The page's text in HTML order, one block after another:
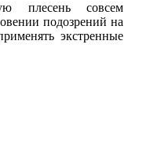
плесень совсем
подозрений на
экстренные